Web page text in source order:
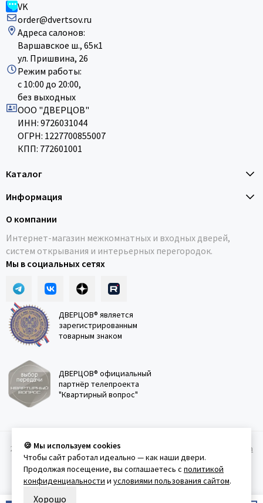
VK
order@dvertsov.ru
Адреса салонов:
Варшавское ш., 65к1
ул. Пришвина, 26
Режим работы:
с 10:00 до 20:00,
без выходных
ООО "ДВЕРЦОВ"
ИНН: 9726031044
ОГРН: 1227700855007
КПП: 772601001
Каталог
Информация
О компании
Интернет-магазин межкомнатных и входных дверей,
систем открывания и интерьерных перегородок.
Мы в социальных сетях
ДВЕРЦОВ® является
зарегистрированным
товарным знаком
ДВЕРЦОВ® официальный
партнёр телепроекта
"Квартирный вопрос"
2011-2026 © Дверцов. Карта сайта
Политика
конфеденциальности Условия использования сайта
🍪 Мы используем cookies
Чтобы сайт работал идеально — как наши двери.
Продолжая посещение, вы соглашаетесь с политикой
конфиденциальности и условиями пользования сайтом.
Хорошо